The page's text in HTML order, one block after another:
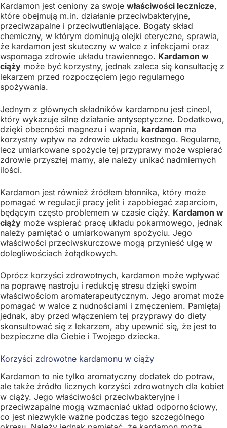
Kardamon jest ceniony za swoje właściwości lecznicze,
które obejmują m.in. działanie przeciwbakteryjne,
przeciwzapalne i przeciwutleniające. Bogaty skład
chemiczny, w którym dominują olejki eteryczne, sprawia,
że kardamon jest skuteczny w walce z infekcjami oraz
wspomaga zdrowie układu trawiennego. Kardamon w
ciąży może być korzystny, jednak zaleca się konsultację z
lekarzem przed rozpoczęciem jego regularnego
spożywania.
Jednym z głównych składników kardamonu jest cineol,
który wykazuje silne działanie antyseptyczne. Dodatkowo,
dzięki obecności magnezu i wapnia, kardamon ma
korzystny wpływ na zdrowie układu kostnego. Regularne,
lecz umiarkowane spożycie tej przyprawy może wspierać
zdrowie przyszłej mamy, ale należy unikać nadmiernych
ilości.
Kardamon jest również źródłem błonnika, który może
pomagać w regulacji pracy jelit i zapobiegać zaparciom,
będącym często problemem w czasie ciąży. Kardamon w
ciąży może wspierać pracę układu pokarmowego, jednak
należy pamiętać o umiarkowanym spożyciu. Jego
właściwości przeciwskurczowe mogą przynieść ulgę w
dolegliwościach żołądkowych.
Oprócz korzyści zdrowotnych, kardamon może wpływać
na poprawę nastroju i redukcję stresu dzięki swoim
właściwościom aromaterapeutycznym. Jego aromat może
pomagać w walce z nudnościami i zmęczeniem. Pamiętaj
jednak, aby przed włączeniem tej przyprawy do diety
skonsultować się z lekarzem, aby upewnić się, że jest to
bezpieczne dla Ciebie i Twojego dziecka.
Korzyści zdrowotne kardamonu w ciąży
Kardamon to nie tylko aromatyczny dodatek do potraw,
ale także źródło licznych korzyści zdrowotnych dla kobiet
w ciąży. Jego właściwości przeciwbakteryjne i
przeciwzapalne mogą wzmacniać układ odpornościowy,
co jest niezwykle ważne podczas tego szczególnego